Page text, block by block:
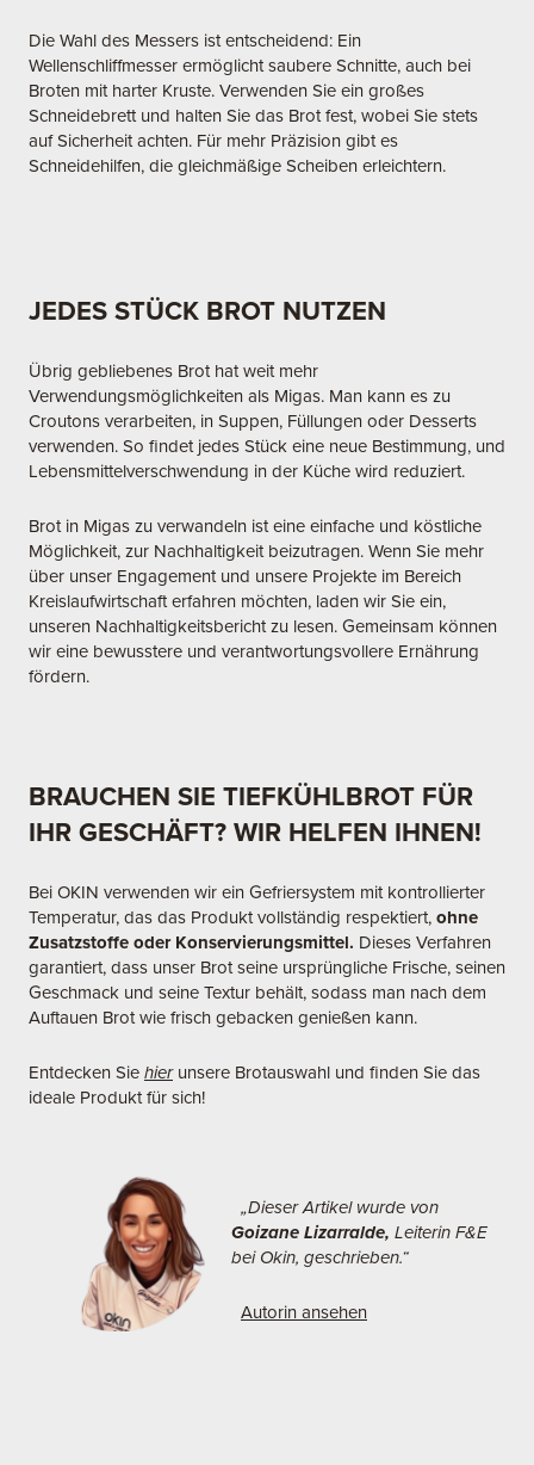
Die Wahl des Messers ist entscheidend: Ein
Wellenschliffmesser ermöglicht saubere Schnitte, auch bei
Broten mit harter Kruste. Verwenden Sie ein großes
Schneidebrett und halten Sie das Brot fest, wobei Sie stets
auf Sicherheit achten. Für mehr Präzision gibt es
Schneidehilfen, die gleichmäßige Scheiben erleichtern.
JEDES STÜCK BROT NUTZEN
Übrig gebliebenes Brot hat weit mehr
Verwendungsmöglichkeiten als Migas. Man kann es zu
Croutons verarbeiten, in Suppen, Füllungen oder Desserts
verwenden. So findet jedes Stück eine neue Bestimmung, und
Lebensmittelverschwendung in der Küche wird reduziert.
Brot in Migas zu verwandeln ist eine einfache und köstliche
Möglichkeit, zur Nachhaltigkeit beizutragen. Wenn Sie mehr
über unser Engagement und unsere Projekte im Bereich
Kreislaufwirtschaft erfahren möchten, laden wir Sie ein,
unseren Nachhaltigkeitsbericht zu lesen. Gemeinsam können
wir eine bewusstere und verantwortungsvollere Ernährung
fördern.
BRAUCHEN SIE TIEFKÜHLBROT FÜR
IHR GESCHÄFT? WIR HELFEN IHNEN!
Bei OKIN verwenden wir ein Gefriersystem mit kontrollierter
Temperatur, das das Produkt vollständig respektiert, ohne
Zusatzstoffe oder Konservierungsmittel. Dieses Verfahren
garantiert, dass unser Brot seine ursprüngliche Frische, seinen
Geschmack und seine Textur behält, sodass man nach dem
Auftauen Brot wie frisch gebacken genießen kann.
Entdecken Sie hierunsere Brotauswahl und finden Sie das
ideale Produkt für sich!
„Dieser Artikel wurde von
Goizane Lizarralde, Leiterin F&E
bei Okin, geschrieben.“
Autorin ansehen